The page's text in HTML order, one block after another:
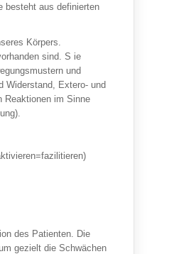
besteht aus definierten
Körpers.
sind. S ie
und
Widerstand, Extero- und
Reaktionen im Sinne
des Patienten. Die
gezielt die Schwächen